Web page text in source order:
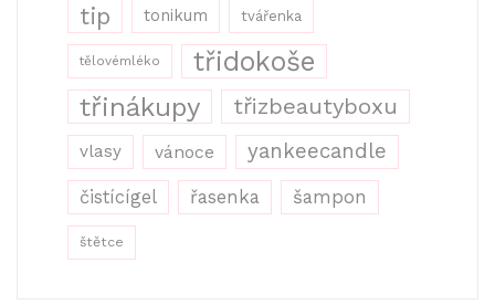
tip tonikum tvářenka
tělovémléko
třidokoše
třinákupy
třizbeautyboxu
vlasy vánoce yankeecandle
čistícígel řasenka šampon
štětce